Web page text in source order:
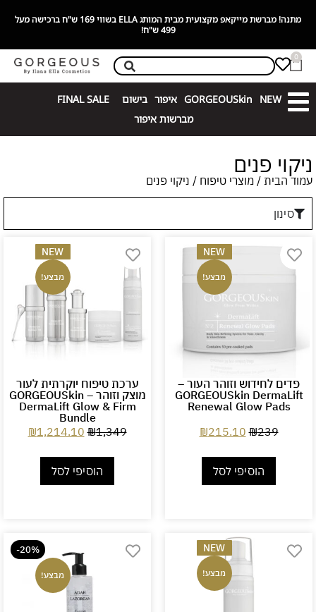
מתנה! מברשת מייקאפ מקצועית מבית המותג ELLA בשווי 169 ש"ח ברכישה מעל
499 ש"ח!
0
NEW
GORGEOUSkin איפור בישום
FINAL SALE
מברשות איפור
ניקוי פנים
עמוד הבית / מוצרי טיפוח / ניקוי פנים
סינון
NEW
מבצע!
פדים לחידוש וזוהר העור –
GORGEOUSkin DermaLift
Renewal Glow Pads
₪239
₪215.10
הוסיפי לסל
NEW
מבצע!
ערכת טיפוח יוקרתית לעור
מוצק וזוהר – GORGEOUSkin
DermaLift Glow & Firm
Bundle
₪1,349
₪1,214.10
הוסיפי לסל
NEW
מבצע!
-20%
מבצע!